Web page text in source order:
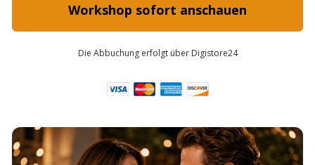
Workshop sofort anschauen
Die Abbuchung erfolgt über Digistore24